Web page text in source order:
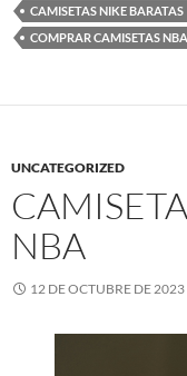
CAMISETAS NIKE BARATAS
COMPRAR CAMISETAS
UNCATEGORIZED
NBA
12 DE OCTUBRE DE 2023